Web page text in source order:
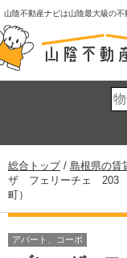
このページの本文へ
山陰不動産ナビは山陰最大級の不
現
在
の
位
総合トップ/ 島根県の賃
ザ フェリーチェ 203
町）
アパート、コーポ